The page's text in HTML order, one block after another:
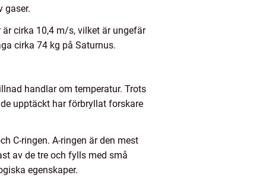
gaser.
cirka 10,4 m/s, vilket är ungefär
cirka 74 kg på Saturnus.
handlar om temperatur. Trots
upptäckt har förbryllat forskare
C-ringen. A-ringen är den mest
av de tre och fylls med små
egenskaper.